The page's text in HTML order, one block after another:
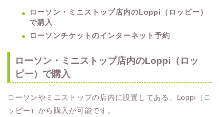
ローソン・ミニストップ店内のLoppi（ロッピー）
で購入
ローソンチケットのインターネット予約
ローソン・ミニストップ店内のLoppi（ロッ
ピー）で購入
ローソンやミニストップの店内に設置してある、Loppi（ロ
ッピー）から購入が可能です。